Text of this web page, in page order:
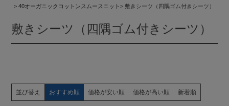
40オーガニックコットンスムースニット
敷きシーツ（四隅ゴム付きシーツ）
敷きシーツ（四隅ゴム付きシーツ）
並び替え おすすめ順 価格が安い順 価格が高い順 新着順